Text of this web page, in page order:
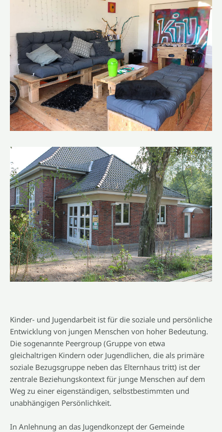
Kinder- und Jugendarbeit ist für die soziale und persönliche
Entwicklung von jungen Menschen von hoher Bedeutung.
Die sogenannte Peergroup (Gruppe von etwa
gleichaltrigen Kindern oder Jugendlichen, die als primäre
soziale Bezugsgruppe neben das Elternhaus tritt) ist der
zentrale Beziehungskontext für junge Menschen auf dem
Weg zu einer eigenständigen, selbstbestimmten und
unabhängigen Persönlichkeit.
In Anlehnung an das Jugendkonzept der Gemeinde